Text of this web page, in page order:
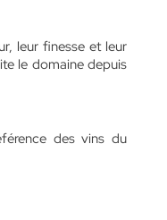
leur finesse et leur
le domaine depuis
des vins du